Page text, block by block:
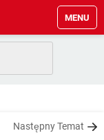
MENU
Następny Temat